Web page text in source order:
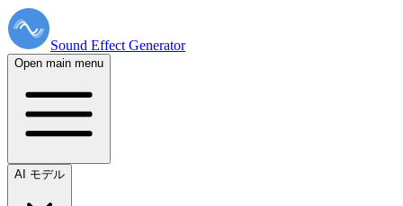
Sound Effect Generator
Open main menu
AI モデル